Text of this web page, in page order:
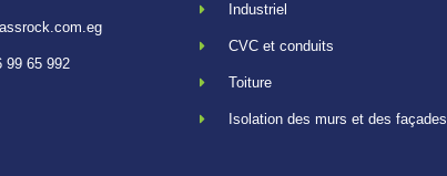
99 65 992
Industriel
CVC et conduits
Toiture
Isolation des murs et des façades